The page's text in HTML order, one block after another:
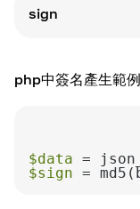
sign
值，並與您的
php中簽名產生範例
$data =
$sign =